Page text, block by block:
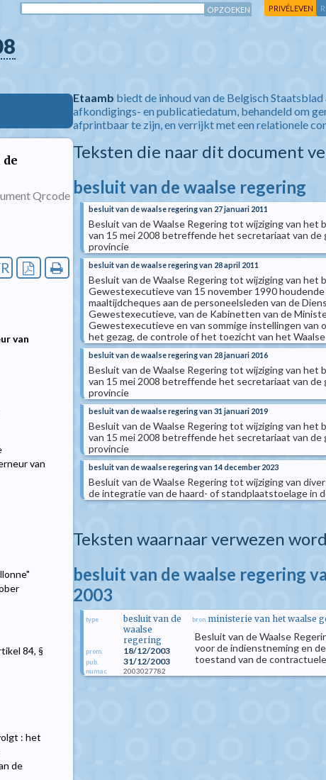
PRIVÉLEVEN
van
van
84, §
: het
de
Etaamb biedt de inhoud van de Belgisch
afkondigings- en publicatiedatum, behandeld om
afprintbaar te zijn, en verrijkt met een relationele
Teksten die naar dit document
besluit van de waalse regering
besluit van de waalse regering van 27 januari 2011
Besluit van de Waalse Regering tot wijziging van het
van 15 mei 2008 betreffende het secretariaat van de
provincie
besluit van de waalse regering van 28 april 2011
Besluit van de Waalse Regering tot wijziging van het
Gewestexecutieve van 15 november 1990
maaltijdcheques aan de personeelsleden van de
Gewestexecutieve, van de Kabinetten van de
Gewestexecutieve en van sommige instellingen van
het gezag, de controle of het toezicht van het
besluit van de waalse regering van 28 januari 2016
Besluit van de Waalse Regering tot wijziging van het
van 15 mei 2008 betreffende het secretariaat van de
provincie
besluit van de waalse regering van 31 januari 2019
Besluit van de Waalse Regering tot wijziging van het
van 15 mei 2008 betreffende het secretariaat van de
provincie
besluit van de waalse regering van 14 december 2023
Besluit van de Waalse Regering tot wijziging van
de integratie van de haard- of standplaatstoelage in
Teksten waarnaar verwezen
besluit van de waalse regering
2003
type
besluit van de
waalse
regering
prom. 18/12/2003
pub. 31/12/2003
numac 2003027782
bron ministerie van het waalse
Besluit van de Waalse
voor de indienstneming en
toestand van de